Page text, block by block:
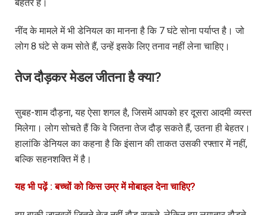
बेहतर है।
नींद के मामले में भी डेनियल का मानना है कि 7 घंटे सोना पर्याप्त है। जो
लोग 8 घंटे से कम सोते हैं, उन्हें इसके लिए तनाव नहीं लेना चाहिए।
तेज दौड़कर मेडल जीतना है क्या?
सुबह-शाम दौड़ना, यह ऐसा शगल है, जिसमें आपको हर दूसरा आदमी व्यस्त
मिलेगा। लोग सोचते हैं कि वे जितना तेज दौड़ सकते हैं, उतना ही बेहतर।
हालांकि डेनियल का कहना है कि इंसान की ताकत उसकी रफ्तार में नहीं,
बल्कि सहनशक्ति में है।
यह भी पढ़ें : बच्चों को किस उम्र में मोबाइल देना चाहिए?